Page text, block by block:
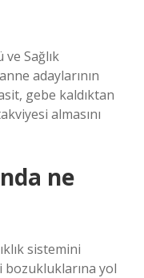
Sağlık
adaylarının
gebe kaldıktan
almasını
ne
sistemini
bozukluklarına yol